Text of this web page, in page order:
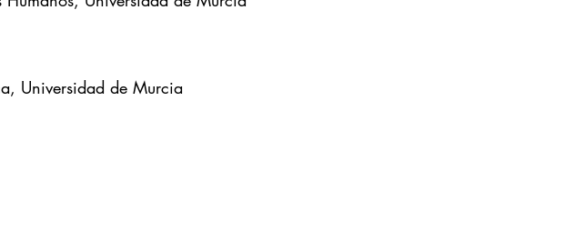
Universidad de Murcia